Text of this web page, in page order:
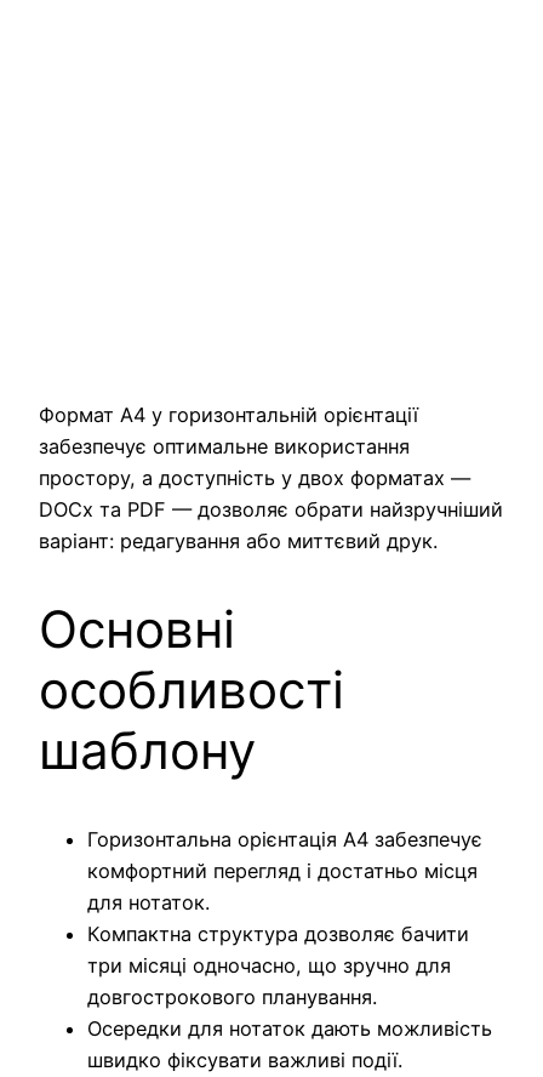
Формат A4 у горизонтальній орієнтації
забезпечує оптимальне використання
простору, а доступність у двох форматах —
DOCx та PDF — дозволяє обрати найзручніший
варіант: редагування або миттєвий друк.
Основні
особливості
шаблону
Горизонтальна орієнтація A4 забезпечує
комфортний перегляд і достатньо місця
для нотаток.
Компактна структура дозволяє бачити
три місяці одночасно, що зручно для
довгострокового планування.
Осередки для нотаток дають можливість
швидко фіксувати важливі події.